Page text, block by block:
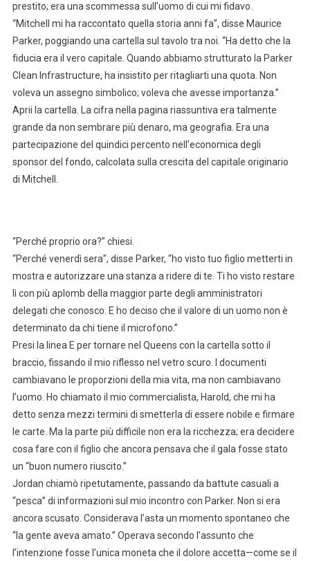
prestito; era una scommessa sull’uomo di cui mi fidavo.
“Mitchell mi ha raccontato quella storia anni fa”, disse Maurice
Parker, poggiando una cartella sul tavolo tra noi. “Ha detto che la
fiducia era il vero capitale. Quando abbiamo strutturato la Parker
Clean Infrastructure, ha insistito per ritagliarti una quota. Non
voleva un assegno simbolico; voleva che avesse importanza.”
Aprii la cartella. La cifra nella pagina riassuntiva era talmente
grande da non sembrare più denaro, ma geografia. Era una
partecipazione del quindici percento nell’economica degli
sponsor del fondo, calcolata sulla crescita del capitale originario
di Mitchell.
“Perché proprio ora?” chiesi.
“Perché venerdì sera”, disse Parker, “ho visto tuo figlio metterti in
mostra e autorizzare una stanza a ridere di te. Ti ho visto restare
lì con più aplomb della maggior parte degli amministratori
delegati che conosco. E ho deciso che il valore di un uomo non è
determinato da chi tiene il microfono.”
Presi la linea E per tornare nel Queens con la cartella sotto il
braccio, fissando il mio riflesso nel vetro scuro. I documenti
cambiavano le proporzioni della mia vita, ma non cambiavano
l’uomo. Ho chiamato il mio commercialista, Harold, che mi ha
detto senza mezzi termini di smetterla di essere nobile e firmare
le carte. Ma la parte più difficile non era la ricchezza; era decidere
cosa fare con il figlio che ancora pensava che il gala fosse stato
un “buon numero riuscito.”
Jordan chiamò ripetutamente, passando da battute casuali a
“pesca” di informazioni sul mio incontro con Parker. Non si era
ancora scusato. Considerava l’asta un momento spontaneo che
“la gente aveva amato.” Operava secondo l’assunto che
l’intenzione fosse l’unica moneta che il dolore accetta—come se il